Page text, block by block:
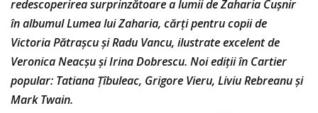
redescoperirea surprinzătoare a lumii de Zaharia Cușnir
în albumul Lumea lui Zaharia, cărți pentru copii de
Victoria Pătrașcu și Radu Vancu, ilustrate excelent de
Veronica Neacșu și Irina Dobrescu. Noi ediții în Cartier
popular: Tatiana Țîbuleac, Grigore Vieru, Liviu Rebreanu și
Mark Twain.